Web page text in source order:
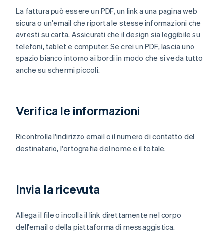
La fattura può essere un PDF, un link a una pagina web
sicura o un'email che riporta le stesse informazioni che
avresti su carta. Assicurati che il design sia leggibile su
telefoni, tablet e computer. Se crei un PDF, lascia uno
spazio bianco intorno ai bordi in modo che si veda tutto
anche su schermi piccoli.
Verifica le informazioni
Ricontrolla l'indirizzo email o il numero di contatto del
destinatario, l'ortografia del nome e il totale.
Invia la ricevuta
Allega il file o incolla il link direttamente nel corpo
dell'email o della piattaforma di messaggistica.